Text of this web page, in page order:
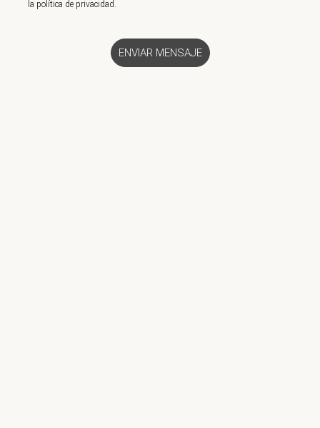
la política de privacidad.
ENVIAR MENSAJE